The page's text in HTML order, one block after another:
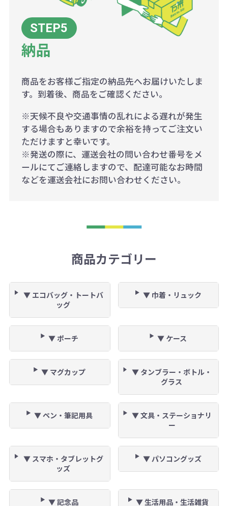
納品
商品をお客様ご指定の納品先へお届けいたしま
す。到着後、商品をご確認ください。
※天候不良や交通事情の乱れによる遅れが発生
する場合もありますので余裕を持ってご注文い
ただけますと幸いです。
※発送の際に、運送会社の問い合わせ番号をメ
ールにてご連絡しますので、配達可能なお時間
などを運送会社にお問い合わせください。
商品カテゴリー
▼ エコバッグ・トートバ
ッグ
▼ 巾着・リュック
▼ ポーチ ▼ ケース
▼ マグカップ
▼ タンブラー・ボトル・
グラス
▼ ペン・筆記用具
▼ 文具・ステーショナリ
ー
▼ スマホ・タブレットグ
ッズ
▼ パソコングッズ
▼ 記念品 ▼ 生活用品・生活雑貨